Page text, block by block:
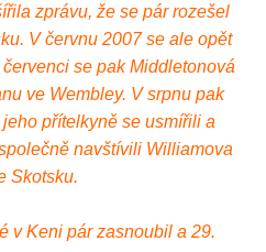
zprávu, že se pár rozešel
V červnu 2007 se ale opět
se pak Middletonová
ve Wembley. V srpnu pak
přítelkyně se usmířili a
navštívili Williamova
Skotsku.
v Keni pár zasnoubil a 29.